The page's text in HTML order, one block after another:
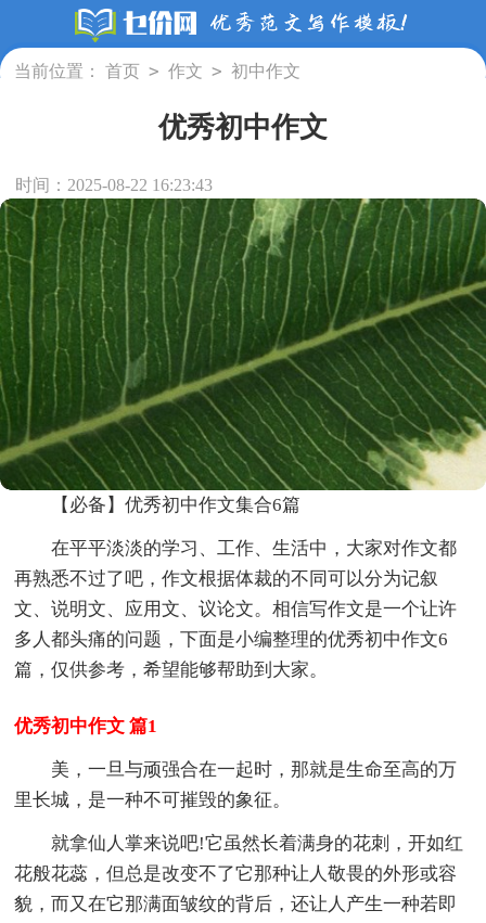
当前位置： 首页 > 作文 > 初中作文
优秀初中作文
时间：2025-08-22 16:23:43
【必备】优秀初中作文集合6篇
在平平淡淡的学习、工作、生活中，大家对作文都
再熟悉不过了吧，作文根据体裁的不同可以分为记叙
文、说明文、应用文、议论文。相信写作文是一个让许
多人都头痛的问题，下面是小编整理的优秀初中作文6
篇，仅供参考，希望能够帮助到大家。
优秀初中作文 篇1
美，一旦与顽强合在一起时，那就是生命至高的万
里长城，是一种不可摧毁的象征。
就拿仙人掌来说吧!它虽然长着满身的花刺，开如红
花般花蕊，但总是改变不了它那种让人敬畏的外形或容
貌，而又在它那满面皱纹的背后，还让人产生一种若即